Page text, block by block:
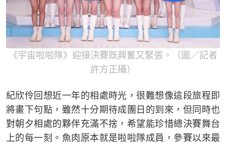
《宇宙啦啦隊》迎接決賽既興奮又緊張。（圖／記者
許方正攝）
紀欣伶回想近一年的相處時光，很難想像這段旅程即
將畫下句點，雖然十分期待成團日的到來，但同時也
對朝夕相處的夥伴充滿不捨，希望能珍惜總決賽舞台
上的每一刻。魚肉原本就是啦啦隊成員，參賽以來最